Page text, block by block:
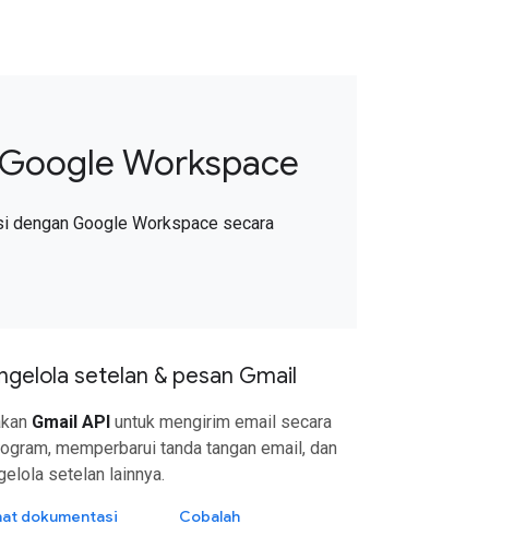
Workspace
dengan Google Workspace secara
setelan & pesan Gmail
Gmail API untuk mengirim email secara
memperbarui tanda tangan email, dan
setelan lainnya.
dokumentasi Cobalah